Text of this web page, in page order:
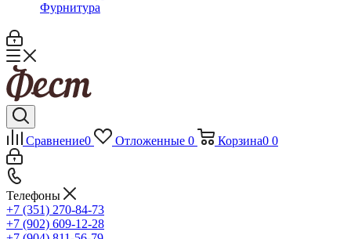
Фурнитура
Сравнение0 Отложенные 0 Корзина0 0
Телефоны
+7 (351) 270-84-73
+7 (902) 609-12-28